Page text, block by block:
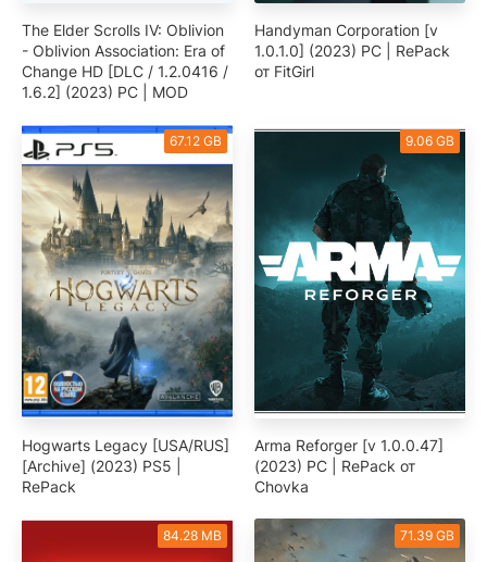
The Elder Scrolls IV: Oblivion
- Oblivion Association: Era of
Change HD [DLC / 1.2.0416 /
1.6.2] (2023) PC | MOD
Handyman Corporation [v
1.0.1.0] (2023) PC | RePack
от FitGirl
67.12 GB
Hogwarts Legacy [USA/RUS]
[Archive] (2023) PS5 |
RePack
9.06 GB
Arma Reforger [v 1.0.0.47]
(2023) PC | RePack от
Chovka
84.28 MB 71.39 GB